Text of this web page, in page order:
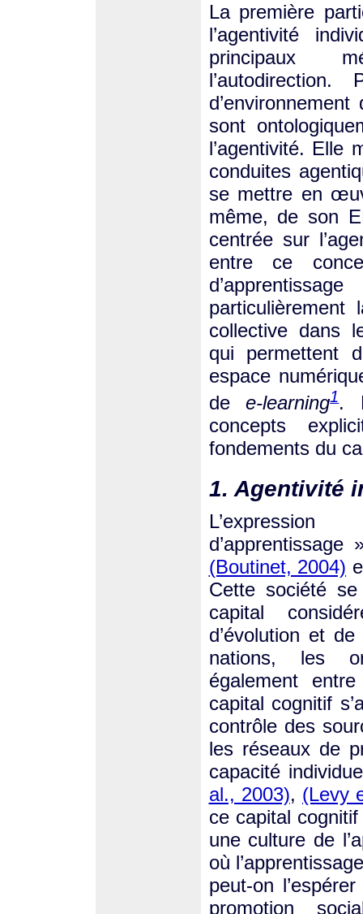
La première
l’agentivité
principaux
sont
l’agentivité. Elle
conduites
se mettre en
même, de son
centrée sur
entre ce
particulièrement
collective dans
qui permettent
espace
dee-learning1.
concepts
fondements du
1. Agentivité
(Boutinet, 2004)
Cette société
capital
d’évolution et
nations, les
également
capital cognitif
contrôle des
les réseaux de
capacité
al., 2003), (Levy
ce capital
une culture de
où
peut-on
promotion